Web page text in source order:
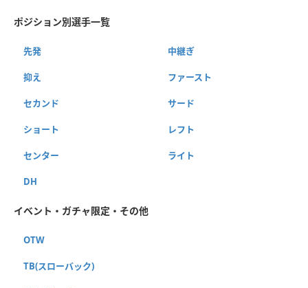
ポジション別選手一覧
先発 中継ぎ
抑え ファースト
セカンド サード
ショート レフト
センター ライト
DH
イベント・ガチャ限定・その他
OTW
TB(スローバック)